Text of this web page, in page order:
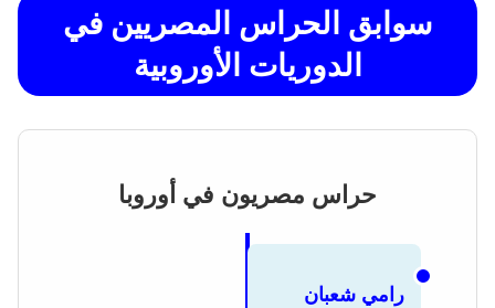
سوابق الحراس المصريين في
الدوريات الأوروبية
حراس مصريون في أوروبا
رامي شعبان